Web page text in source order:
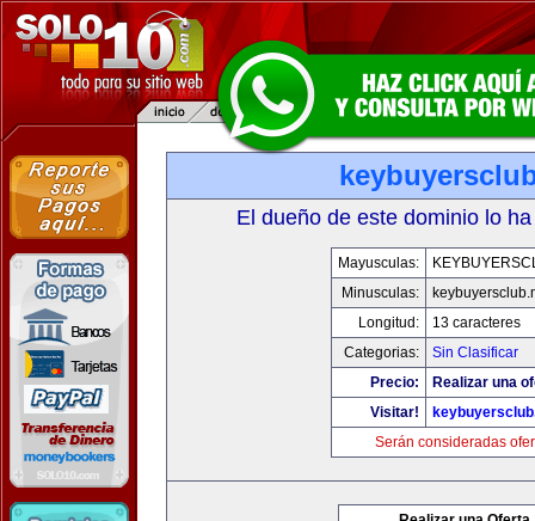
El dueño de este dominio lo
Mayusculas:
Minusculas:
Longitud:
13 caracteres
Categorias:
Sin Clasificar
Precio:
Realizar una
Visitar!
Serán consideradas